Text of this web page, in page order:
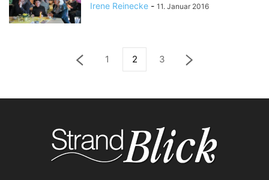
Irene Reinecke - 11. Januar 2016
1 2 3